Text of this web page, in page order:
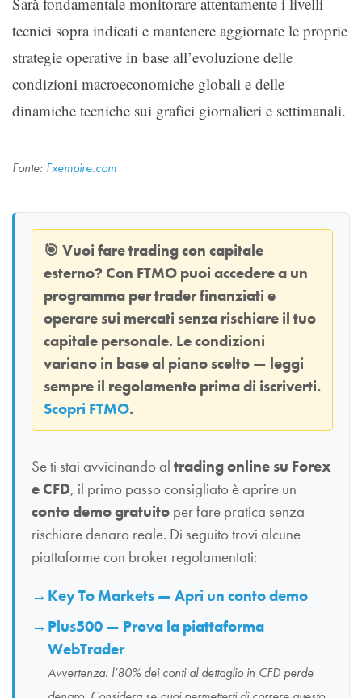
tecnici sopra indicati e mantenere aggiornate le proprie
strategie operative in base all’evoluzione delle
condizioni macroeconomiche globali e delle
dinamiche tecniche sui grafici giornalieri e settimanali.
Fonte: Fxempire.com
🎯 Vuoi fare trading con capitale
esterno? Con FTMO puoi accedere a un
programma per trader finanziati e
operare sui mercati senza rischiare il tuo
capitale personale. Le condizioni
variano in base al piano scelto — leggi
sempre il regolamento prima di iscriverti.
Scopri FTMO.
Se ti stai avvicinando al trading online su Forex
e CFD, il primo passo consigliato è aprire un
conto demo gratuito per fare pratica senza
rischiare denaro reale. Di seguito trovi alcune
piattaforme con broker regolamentati:
Key To Markets — Apri un conto demo
Plus500 — Prova la piattaforma
WebTrader
Avvertenza: l’80% dei conti al dettaglio in CFD perde